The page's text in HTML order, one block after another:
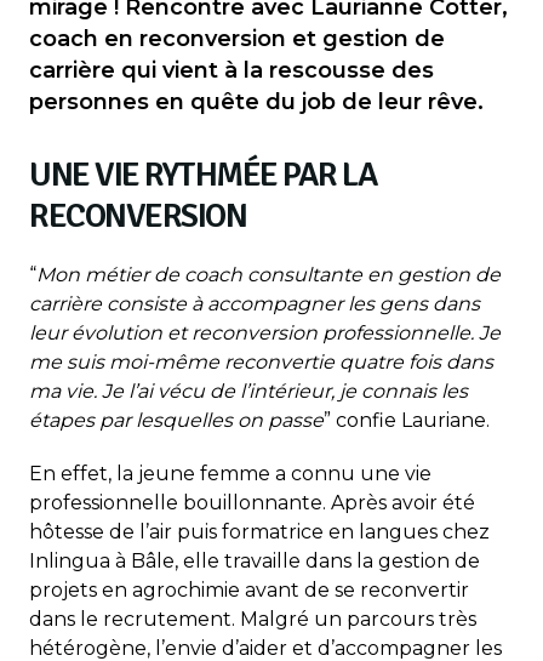
mirage ! Rencontre avec Laurianne Cotter,
coach en reconversion et gestion de
carrière qui vient à la rescousse des
personnes en quête du job de leur rêve.
UNE VIE RYTHMÉE PAR LA
RECONVERSION
“Mon métier de coach consultante en gestion de
carrière consiste à accompagner les gens dans
leur évolution et reconversion professionnelle. Je
me suis moi-même reconvertie quatre fois dans
ma vie. Je l’ai vécu de l’intérieur, je connais les
étapes par lesquelles on passe” confie Lauriane.
En effet, la jeune femme a connu une vie
professionnelle bouillonnante. Après avoir été
hôtesse de l’air puis formatrice en langues chez
Inlingua à Bâle, elle travaille dans la gestion de
projets en agrochimie avant de se reconvertir
dans le recrutement. Malgré un parcours très
hétérogène, l’envie d’aider et d’accompagner les